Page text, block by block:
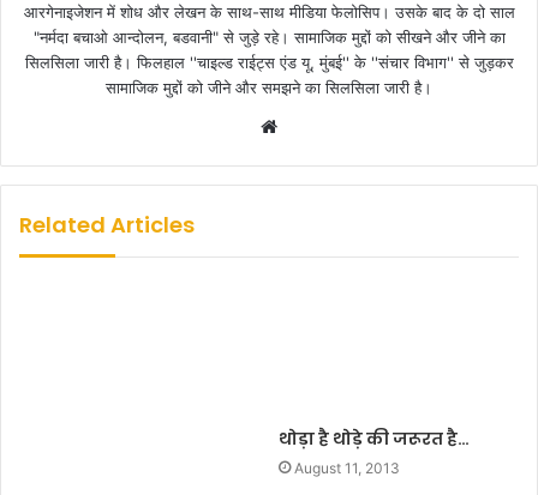
आरगेनाइजेशन में शोध और लेखन के साथ-साथ मीडिया फेलोसिप। उसके बाद के दो साल
"नर्मदा बचाओ आन्दोलन, बडवानी" से जुड़े रहे। सामाजिक मुद्दों को सीखने और जीने का
सिलसिला जारी है। फिलहाल ''चाइल्ड राईट्स एंड यू, मुंबई'' के ''संचार विभाग'' से जुड़कर
सामाजिक मुद्दों को जीने और समझने का सिलसिला जारी है।
b
Related Articles
थोड़ा है थोड़े की जरूरत है…
August 11, 2013